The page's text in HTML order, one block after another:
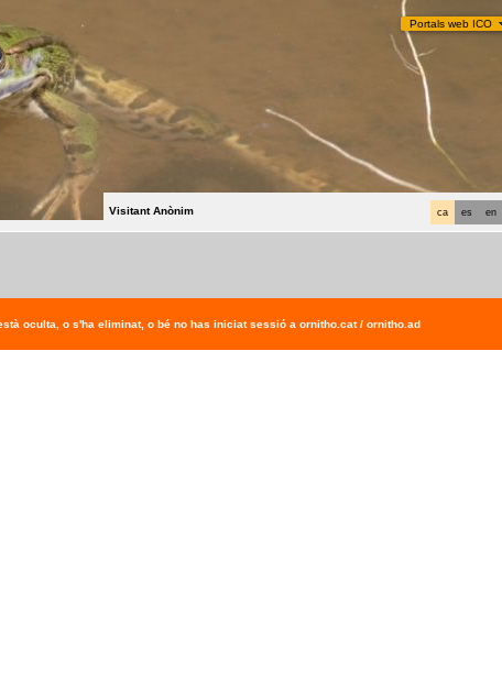
Portals web ICO
en
es
ca
Visitant Anònim
oculta, o s'ha eliminat, o bé no has iniciat sessió a ornitho.cat / ornitho.ad